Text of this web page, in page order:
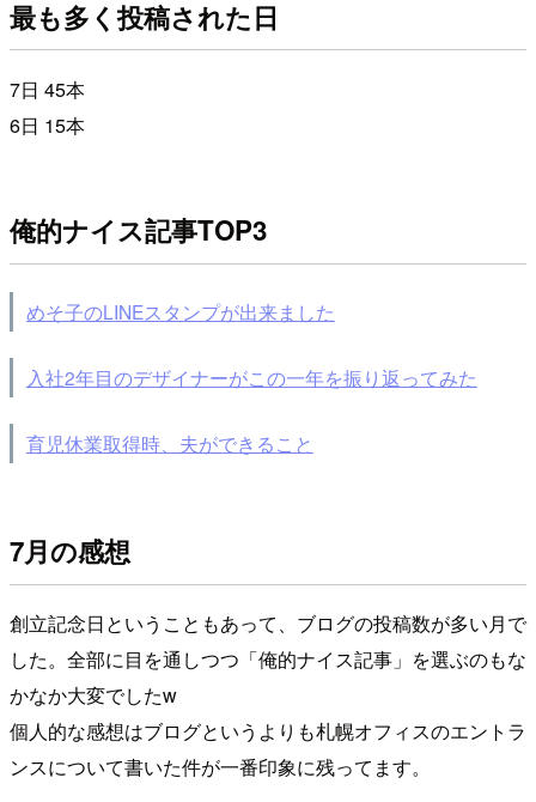
最も多く投稿された日
7日 45本
6日 15本
俺的ナイス記事TOP3
めそ子のLINEスタンプが出来ました
入社2年目のデザイナーがこの一年を振り返ってみた
育児休業取得時、夫ができること
7月の感想
創立記念日ということもあって、ブログの投稿数が多い月で
した。全部に目を通しつつ「俺的ナイス記事」を選ぶのもな
かなか大変でしたw
個人的な感想はブログというよりも札幌オフィスのエントラ
ンスについて書いた件が一番印象に残ってます。